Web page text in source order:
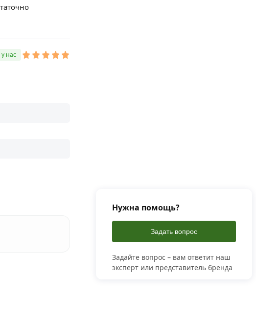
нас
Нужна помощь?
Задать вопрос
Задайте вопрос – вам ответит наш
эксперт или представитель бренда